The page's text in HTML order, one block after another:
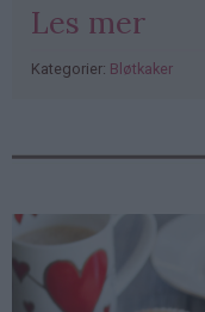
Les mer
Kategorier: Bløtkaker
PubGalaxy